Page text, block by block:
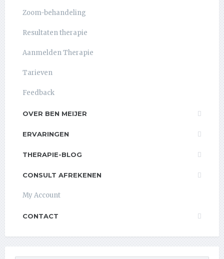
Zoom-behandeling
Resultaten therapie
Aanmelden Therapie
Tarieven
Feedback
OVER BEN MEIJER
ERVARINGEN
THERAPIE-BLOG
CONSULT AFREKENEN
My Account
CONTACT